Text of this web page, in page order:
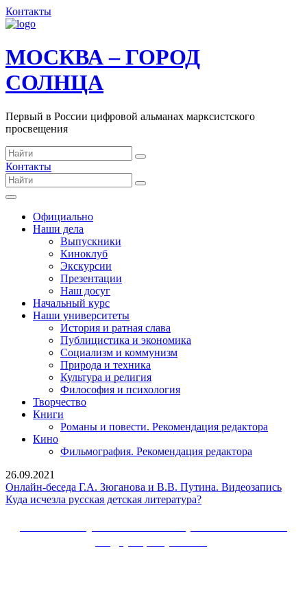
Контакты
МОСКВА – ГОРОД
СОЛНЦА
Первый в России цифровой альманах марксистского
просвещения
Контакты
Официально
Наши дела
Выпускники
Киноклуб
Экскурсии
Презентации
Наш досуг
Начальный курс
Наши университеты
История и ратная слава
Публицистика и экономика
Социализм и коммунизм
Природа и техника
Культура и религия
Философия и психология
Творчество
Книги
Романы и повести. Рекомендация редактора
Кино
Фильмография. Рекомендация редактора
26.09.2021
Онлайн-беседа Г.А. Зюганова и В.В. Путина. Видеозапись
и
Куда исчезла русская детская литература?Куда
детская
литература?